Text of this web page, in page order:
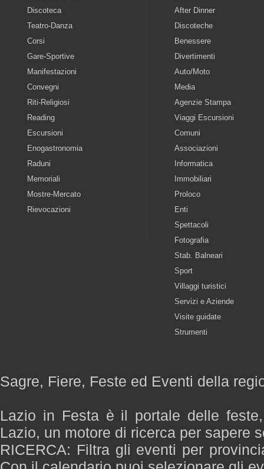
Discoteca
Teatro-Danza
Corsi
Gare-Sportive
Manifestazioni
Convegni
Riti-Religiosi
Reading
Escursioni
Enogastronomia
Raduni
Memoriali
Mostre-Mercato
Rievocazioni
After Dinner
Discoteche
Benessere
Divertimenti
Auto/Moto
Media
Agenzie Stampa
Viaggi Escursioni
Comuni
Associazioni
Informatica
Immobiliari
Proloco
Enti
Spettacoli
Fotografia
Stab. Balneari
Sport
Villaggi turistici
Servizi e Aziende
Visite guidate
Strumenti
Sagre, Fiere, Feste ed Eventi della
Lazio in Festa è il portale delle
Lazio, un motore di ricerca per sapere
RICERCA: Filtra gli eventi per